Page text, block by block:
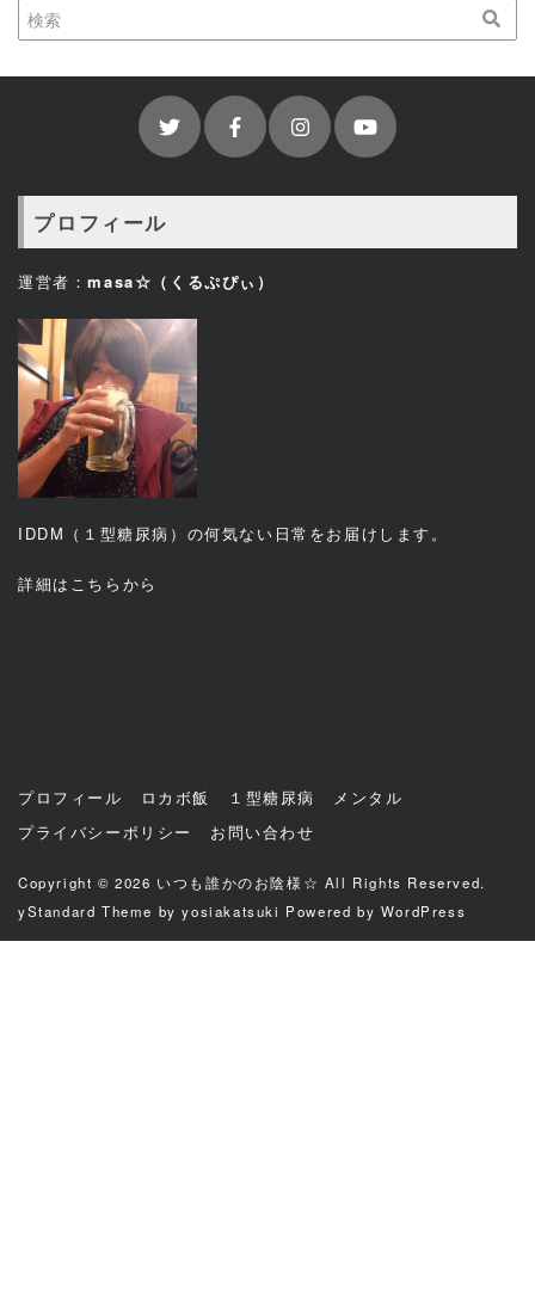
プロフィール
運営者：masa☆（くるぷぴぃ）
IDDM（１型糖尿病）の何気ない日常をお届けします。
詳細は こちら から
プロフィール ロカボ飯 １型糖尿病
メンタル
プライバシーポリシー
お問い合わせ
Copyright © 2026 いつも誰かのお陰様☆ All Rights Reserved.
yStandard Theme byyosiakatsuki Powered by WordPress